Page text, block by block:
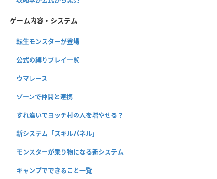
ゲーム内容・システム
転生モンスターが登場
公式の縛りプレイ一覧
ウマレース
ゾーンで仲間と連携
すれ違いでヨッチ村の人を増やせる？
新システム「スキルパネル」
モンスターが乗り物になる新システム
キャンプでできること一覧